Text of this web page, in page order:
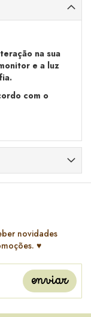
na sua
e a luz
com o
novidades
♥️
enviar